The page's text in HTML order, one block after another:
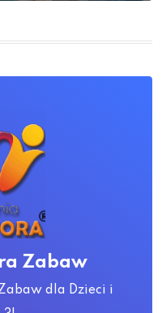
Zabaw
dla Dzieci i